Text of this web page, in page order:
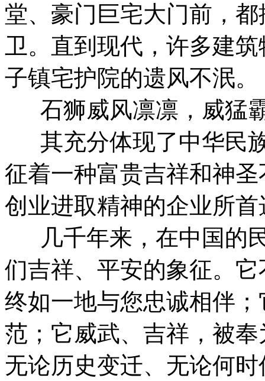
堂、豪门巨宅大门前，
卫。直到现代，许多建
子镇宅护院的遗风不泯。
石狮威风凛凛，威猛
其充分体现了中华民
征着一种富贵吉祥和神
创业进取精神的企业所
几千年来，在中国的
们吉祥、平安的象征。
终如一地与您忠诚相伴
范；它威武、吉祥，被
无论历史变迁、无论何